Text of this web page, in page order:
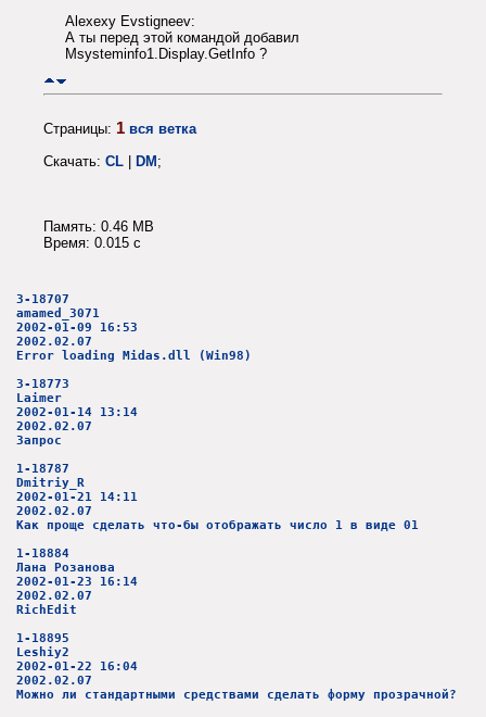
Alexexy Evstigneev:
А ты перед этой командой добавил
Msysteminfo1.Display.GetInfo ?
Страницы: 1 вся ветка
Скачать: CL | DM;
Память: 0.46 MB
Время: 0.015 c
3-18707
amamed_3071
2002-01-09 16:53
2002.02.07
Error loading Midas.dll (Win98)
3-18773
Laimer
2002-01-14 13:14
2002.02.07
Запрос
1-18787
Dmitriy_R
2002-01-21 14:11
2002.02.07
Как проще сделать что-бы отображать число 1 в виде 01
1-18884
Лана Розанова
2002-01-23 16:14
2002.02.07
RichEdit
1-18895
Leshiy2
2002-01-22 16:04
2002.02.07
Можно ли стандартными средствами сделать форму прозрачной?